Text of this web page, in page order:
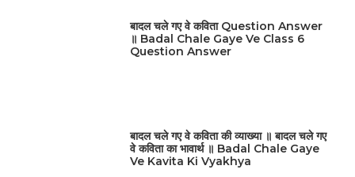
बादल चले गए वे कविता Question Answer
॥ Badal Chale Gaye Ve Class 6
Question Answer
बादल चले गए वे कविता की व्याख्या ॥ बादल चले गए
वे कविता का भावार्थ ॥ Badal Chale Gaye
Ve Kavita Ki Vyakhya